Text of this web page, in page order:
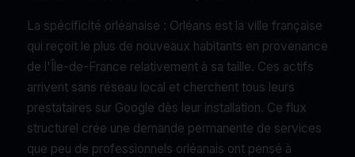
La spécificité orléanaise : Orléans est la ville française
qui reçoit le plus de nouveaux habitants en provenance
de l'Île-de-France relativement à sa taille. Ces actifs
arrivent sans réseau local et cherchent tous leurs
prestataires sur Google dès leur installation. Ce flux
structurel crée une demande permanente de services
que peu de professionnels orléanais ont pensé à